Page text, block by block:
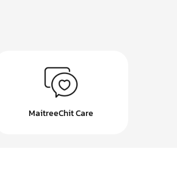
MaitreeChit Care